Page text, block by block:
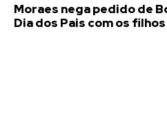
Moraes nega pedido de
Dia dos Pais com os filhos